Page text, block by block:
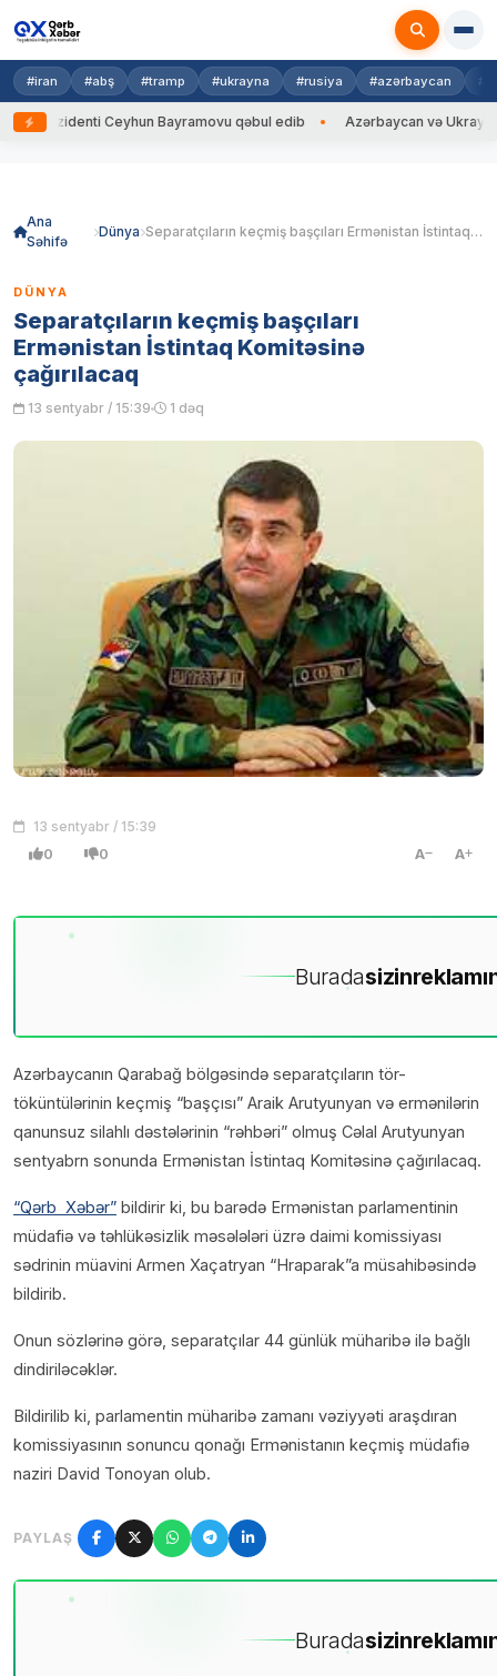
#iran #abş #tramp #ukrayna #rusiya #azərbaycan
Ceyhun Bayramovu qəbul edib Azərbaycan və Ukrayna XİN
Ana
Səhifə
Dünya Separatçıların keçmiş başçıları Ermənistan İstintaq Komitəsinə çağırılacaq
DÜNYA
Separatçıların keçmiş başçıları
Ermənistan İstintaq Komitəsinə
çağırılacaq
13 sentyabr / 15:39 1 dəq
13 sentyabr / 15:39
0 0 A A
Buradasizin
Azərbaycanın Qarabağ bölgəsində separatçıların tör-
töküntülərinin keçmiş “başçısı” Araik Arutyunyan və ermənilərin
qanunsuz silahlı dəstələrinin “rəhbəri” olmuş Cəlal Arutyunyan
sentyabrn sonunda Ermənistan İstintaq Komitəsinə çağırılacaq.
“Qərb Xəbər” bildirir ki, bu barədə Ermənistan parlamentinin
müdafiə və təhlükəsizlik məsələləri üzrə daimi komissiyası
sədrinin müavini Armen Xaçatryan “Hraparak”a müsahibəsində
bildirib.
Onun sözlərinə görə, separatçılar 44 günlük müharibə ilə bağlı
dindiriləcəklər.
Bildirilib ki, parlamentin müharibə zamanı vəziyyəti araşdıran
komissiyasının sonuncu qonağı Ermənistanın keçmiş müdafiə
naziri David Tonoyan olub.
PAYLAŞ
Buradasizin